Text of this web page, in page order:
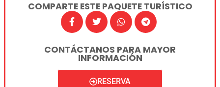
COMPARTE ESTE PAQUETE TURÍSTICO
CONTÁCTANOS PARA MAYOR
INFORMACIÓN
RESERVA